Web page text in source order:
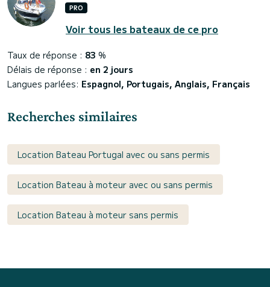
PRO
Voir tous les bateaux de ce pro
Taux de réponse : 83 %
Délais de réponse : en 2 jours
Langues parlées: Espagnol, Portugais, Anglais, Français
Recherches similaires
Location Bateau Portugal avec ou sans permis
Location Bateau à moteur avec ou sans permis
Location Bateau à moteur sans permis